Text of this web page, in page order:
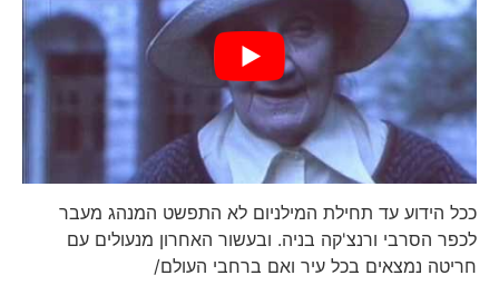
ככל הידוע עד תחילת המילניום לא התפשט המנהג מעבר
לכפר הסרבי ורנצ'קה בניה. ובעשור האחרון מנעולים עם
חריטה נמצאים בכל עיר ואם ברחבי העולם/